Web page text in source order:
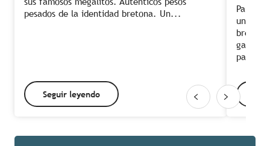
pesados de la identidad bretona. Un...
Seguir leyendo
Para
una
bretón.
para...